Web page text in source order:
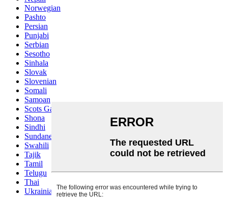
Norwegian
Pashto
Persian
Punjabi
Serbian
Sesotho
Sinhala
Slovak
Slovenian
Somali
Samoan
Scots Gaelic
Shona
Sindhi
Sundanese
Swahili
Tajik
Tamil
Telugu
Thai
Ukrainian